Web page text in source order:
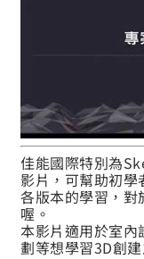
佳能國際特別為
影片，可幫助初
各版本的學習，
喔。
本影片適用於室
劃等想學習3D創